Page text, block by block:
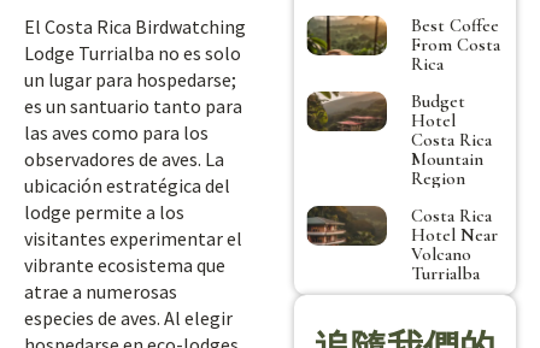
El Costa Rica Birdwatching
Lodge Turrialba no es solo
un lugar para hospedarse;
es un santuario tanto para
las aves como para los
observadores de aves. La
ubicación estratégica del
lodge permite a los
visitantes experimentar el
vibrante ecosistema que
atrae a numerosas
especies de aves. Al elegir
Best Coffee
From Costa
Rica
Budget
Hotel
Costa Rica
Mountain
Region
Costa Rica
Hotel Near
Volcano
Turrialba